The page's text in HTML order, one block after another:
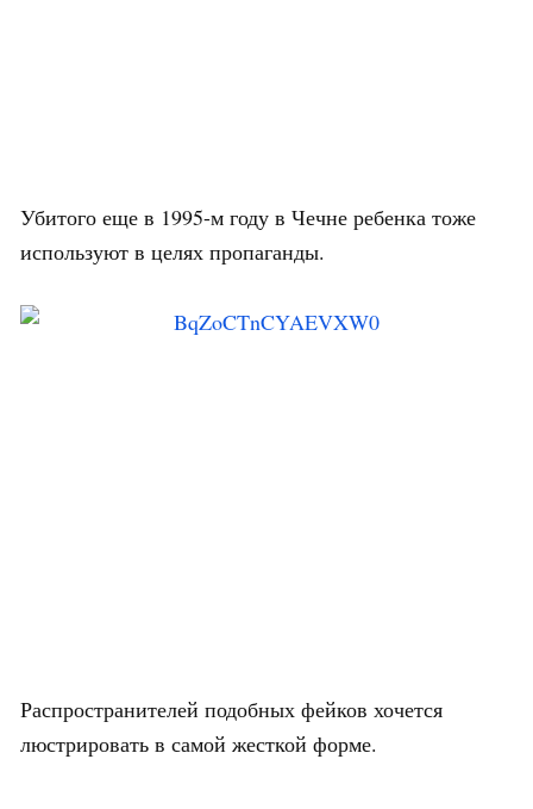
Убитого еще в 1995-м году в Чечне ребенка тоже
используют в целях пропаганды.
Распространителей подобных фейков хочется
люстрировать в самой жесткой форме.